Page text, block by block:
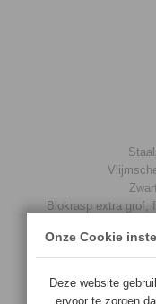
Blokrasp extra grof,
Rubber
Gebruiksadvies rasp
citrusvruchten,